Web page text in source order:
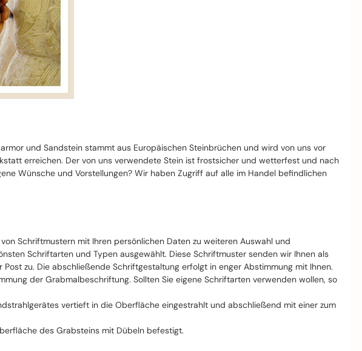
und Sandstein stammt aus Europäischen Steinbrüchen und wird von uns vor
erreichen. Der von uns verwendete Stein ist frostsicher und wetterfest und nach
Wünsche und Vorstellungen? Wir haben Zugriff auf alle im Handel befindlichen
Schriftmustern mit Ihren persönlichen Daten zu weiteren Auswahl und
Schriftarten und Typen ausgewählt. Diese Schriftmuster senden wir Ihnen als
zu. Die abschließende Schriftgestaltung erfolgt in enger Abstimmung mit Ihnen.
der Grabmalbeschriftung. Sollten Sie eigene Schriftarten verwenden wollen, so
vertieft in die Oberfläche eingestrahlt und abschließend mit einer zum
des Grabsteins mit Dübeln befestigt.